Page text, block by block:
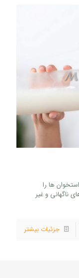
ها را
و غیر
جزئیات بیشتر